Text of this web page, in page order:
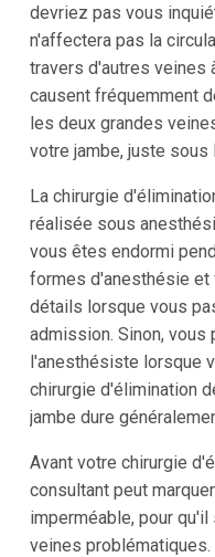
devriez pas vous
n'affectera pas la
travers d'autres veines
causent fréquemment
les deux grandes
votre jambe, juste sous
La chirurgie
réalisée sous
vous êtes endormi
formes d'anesthésie et
détails lorsque vous
admission. Sinon,
l'anesthésiste lorsque
chirurgie d'élimination
jambe dure
Avant votre chirurgie
consultant peut
imperméable, pour
veines